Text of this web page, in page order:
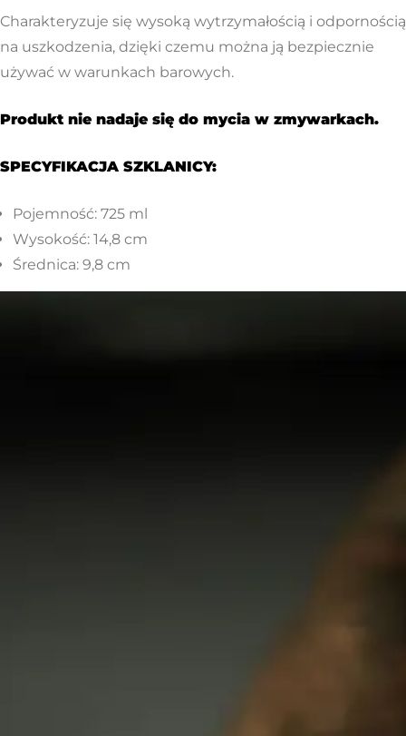
Charakteryzuje się wysoką wytrzymałością i odpornością
na uszkodzenia, dzięki czemu można ją bezpiecznie
używać w warunkach barowych.
Produkt nie nadaje się do mycia w zmywarkach.
SPECYFIKACJA SZKLANICY:
Pojemność: 725 ml
Wysokość: 14,8 cm
Średnica: 9,8 cm